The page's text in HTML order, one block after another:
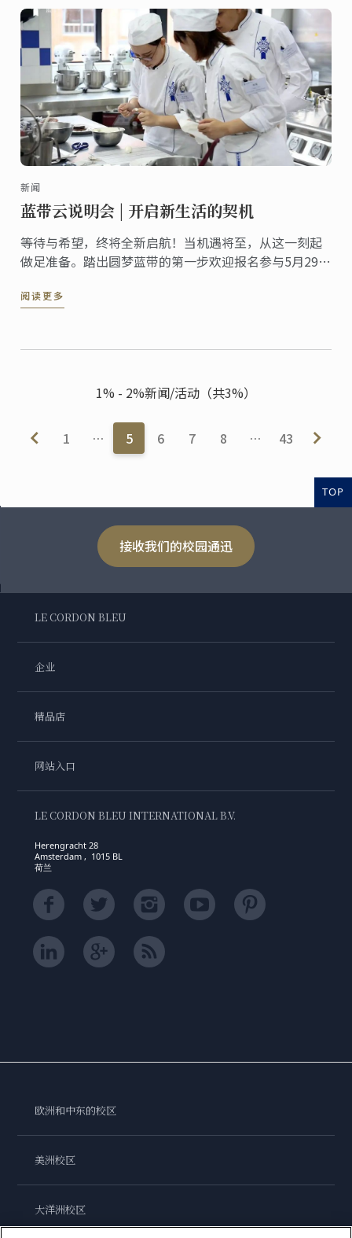
新闻
蓝带云说明会 | 开启新生活的契机
等待与希望，终将全新启航！当机遇将至，从这一刻起
做足准备。踏出圆梦蓝带的第一步欢迎报名参与5月29日
阅读更多
1% - 2%新闻/活动（共3%）
1 … 5 6 7 8 … 43
TOP
接收我们的校园通迅
LE CORDON BLEU
企业
精品店
网站入口
LE CORDON BLEU INTERNATIONAL B.V.
Herengracht 28
Amsterdam , 1015 BL
荷兰
欧洲和中东的校区
美洲校区
大洋洲校区